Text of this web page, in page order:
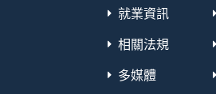
就業資訊
相關法規
多媒體